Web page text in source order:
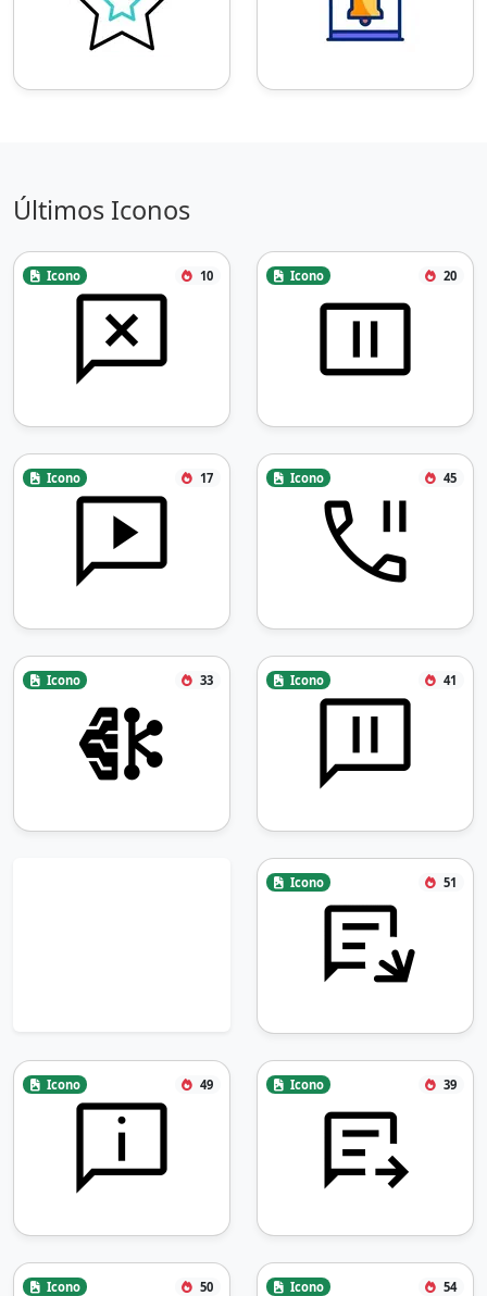
Últimos Iconos
Icono 10 Icono 20
Icono 17 Icono 45
Icono 33 Icono 41
Icono 51
Icono 49 Icono 39
Icono 50 Icono 54